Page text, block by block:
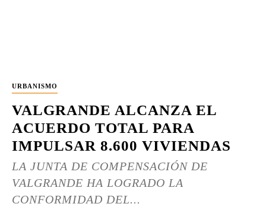
URBANISMO
VALGRANDE ALCANZA EL
ACUERDO TOTAL PARA
IMPULSAR 8.600 VIVIENDAS
LA JUNTA DE COMPENSACIÓN DE
VALGRANDE HA LOGRADO LA
CONFORMIDAD DEL...